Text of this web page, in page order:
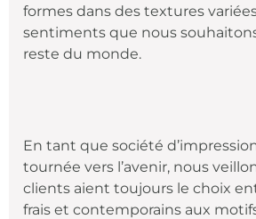
formes dans des textures
sentiments que nous
reste du monde.
En tant que société
tournée vers l’avenir, nous
clients aient toujours le choix
frais et contemporains aux